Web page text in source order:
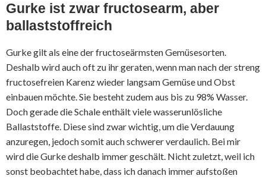
Gurke ist zwar fructosearm, aber
ballaststoffreich
Gurke gilt als eine der fructoseärmsten Gemüsesorten.
Deshalb wird auch oft zu ihr geraten, wenn man nach der streng
fructosefreien Karenz wieder langsam Gemüse und Obst
einbauen möchte. Sie besteht zudem aus bis zu 98% Wasser.
Doch gerade die Schale enthält viele wasserunlösliche
Ballaststoffe. Diese sind zwar wichtig, um die Verdauung
anzuregen, jedoch somit auch schwerer verdaulich. Bei mir
wird die Gurke deshalb immer geschält. Nicht zuletzt, weil ich
sonst beobachtet habe, dass ich danach immer aufstoßen